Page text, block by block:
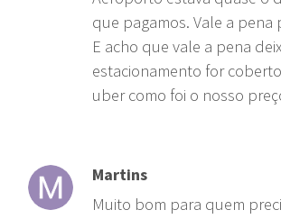
que pagamos. Vale a pena
E acho que vale a pena
estacionamento for
uber como foi o nosso
Martins
Muito bom para quem